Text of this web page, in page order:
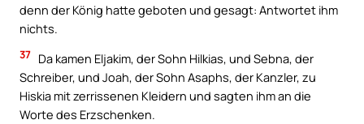
denn der König hatte geboten und gesagt: Antwortet ihm
nichts.
37 Da kamen Eljakim, der Sohn Hilkias, und Sebna, der
Schreiber, und Joah, der Sohn Asaphs, der Kanzler, zu
Hiskia mit zerrissenen Kleidern und sagten ihm an die
Worte des Erzschenken.